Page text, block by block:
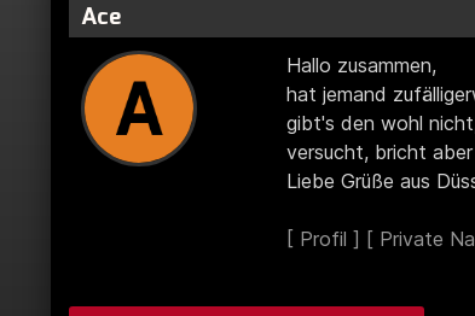
Ace
Hallo zusammen,
hat jemand
gibt's den wohl
versucht, bricht aber
Liebe Grüße aus